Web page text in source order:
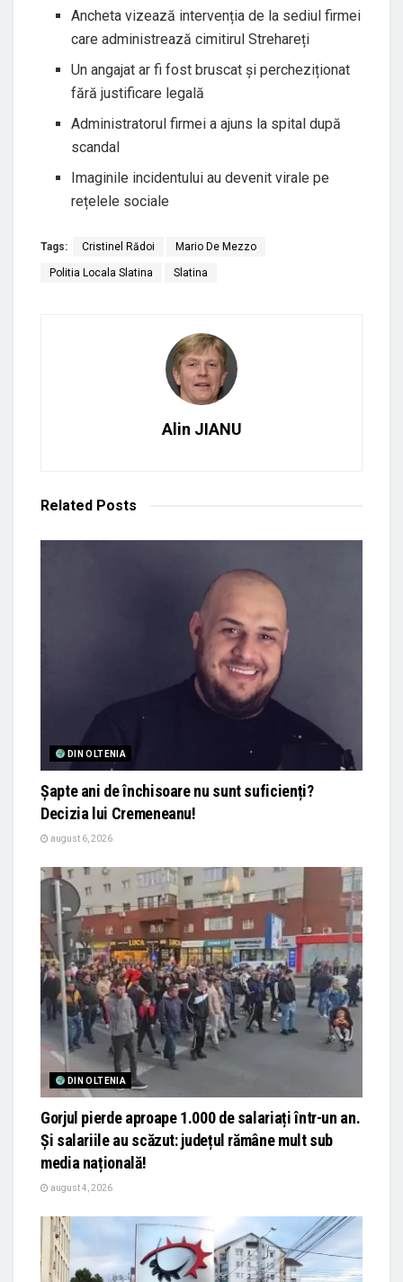
Ancheta vizează intervenția de la sediul firmei
care administrează cimitirul Strehareți
Un angajat ar fi fost bruscat și percheziționat
fără justificare legală
Administratorul firmei a ajuns la spital după
scandal
Imaginile incidentului au devenit virale pe
rețelele sociale
Tags: Cristinel Rădoi Mario De Mezzo
Politia Locala Slatina Slatina
Alin JIANU
Related Posts
DIN OLTENIA
Șapte ani de închisoare nu sunt suficienți?
Decizia lui Cremeneanu!
august 6, 2026
DIN OLTENIA
Gorjul pierde aproape 1.000 de salariați într-un an.
Și salariile au scăzut: județul rămâne mult sub
media națională!
august 4, 2026